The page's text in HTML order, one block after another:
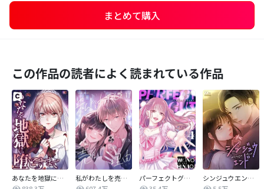
まとめて購入
この作品の読者によく読まれている作品
あなたを地獄に堕とすまで
私がわたしを売る理由
パーフェクトグリッター
シンジュウエンド【タテヨミ】